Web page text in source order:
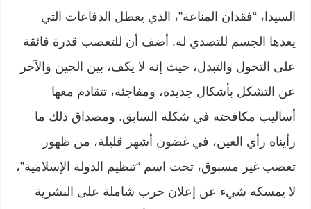
السيدا، “فقدان المناعة”، الذي يعطل الدفاعات التي
يعدها الجسم للتصدي له. أضف أن للتعصب قدرة فائقة
على التحول والتبدل، حيث إنه لا يكف، بين الحين والآخر
عن التشكل بأشكال جديدة، ومفاجئة، تتقادم معها
أساليب مكافحته في شكله السابق. ومصداق ذلك ما
رأيناه رأي العين، في غضون أشهر قليلة، من ظهور
تعصب غير مسبوق، تحت اسم “تنظيم الدولة الإسلامية”،
لا يمسكه شيء عن إعلان حرب شاملة على البشرية